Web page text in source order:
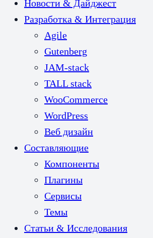
Новости & Дайджест
Разработка & Интеграция
Agile
Gutenberg
JAM-stack
TALL stack
WooCommerce
WordPress
Веб дизайн
Составляющие
Компоненты
Плагины
Сервисы
Темы
Статьи & Исследования